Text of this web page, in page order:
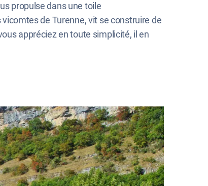
propulse dans une toile
de Turenne, vit se construire de
appréciez en toute simplicité, il en